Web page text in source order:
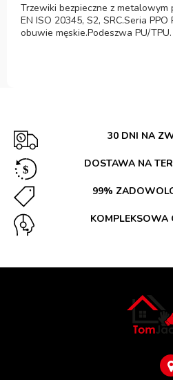
Trzewiki bezpieczne z metalowym
EN ISO 20345, S2, SRC.Seria
obuwie męskie.Podeszwa PU/
30 DNI NA
DOSTAWA NA
99%
KOMPLEKSOWA